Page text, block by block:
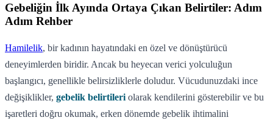
Gebeliğin İlk Ayında Ortaya Çıkan Belirtiler: Adım
Adım Rehber
Hamilelik, bir kadının hayatındaki en özel ve dönüştürücü
deneyimlerden biridir. Ancak bu heyecan verici yolculuğun
başlangıcı, genellikle belirsizliklerle doludur. Vücudunuzdaki ince
değişiklikler, gebelik belirtileri olarak kendilerini gösterebilir ve bu
işaretleri doğru okumak, erken dönemde gebelik ihtimalini